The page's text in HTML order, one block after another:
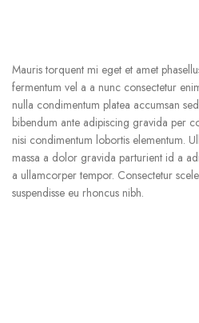
Mauris torquent mi eget et amet
fermentum vel a a nunc consectetur
nulla condimentum platea accumsan
bibendum ante adipiscing gravida per
nisi condimentum lobortis elementum.
massa a dolor gravida parturient id a
a ullamcorper tempor. Consectetur
suspendisse eu rhoncus nibh.